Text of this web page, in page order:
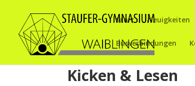
Start Neuigkeiten
Busverbindungen
Kicken & Lesen